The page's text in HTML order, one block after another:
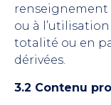
renseignement
ou à
totalité ou en
dérivées.
3.2 Contenu